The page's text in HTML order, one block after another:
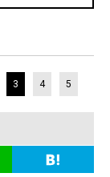
3 4 5